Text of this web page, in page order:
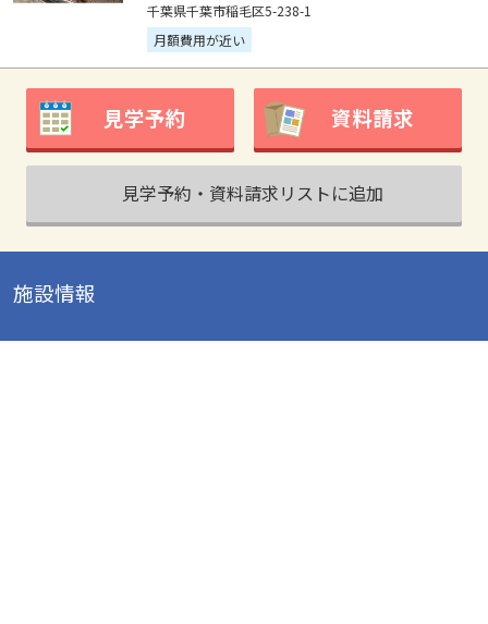
千葉県千葉市稲毛区5-238-1
月額費用が近い
見学予約 資料請求
見学予約・資料請求リストに追加
施設情報